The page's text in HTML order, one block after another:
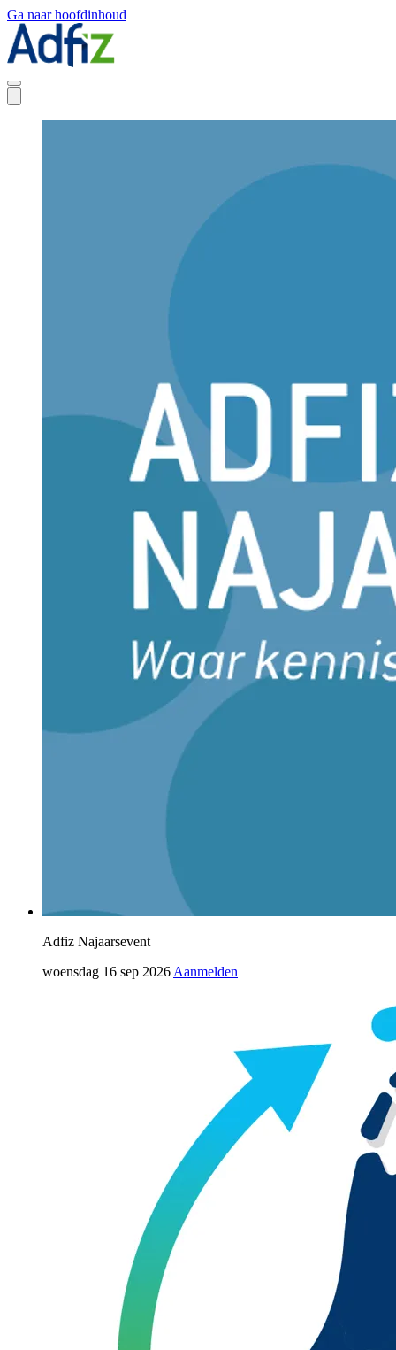
Ga naar hoofdinhoud
Adfiz Najaarsevent
woensdag 16 sep 2026 Aanmelden